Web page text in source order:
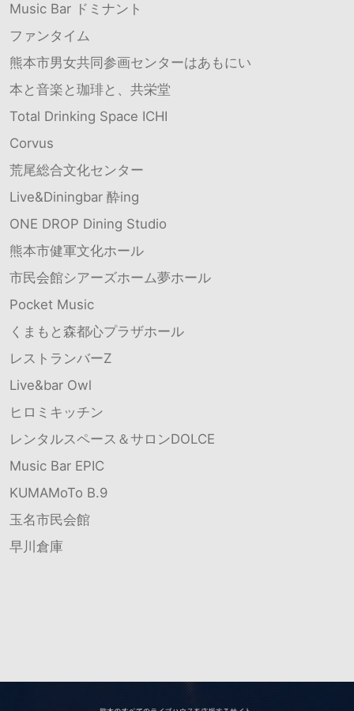
Music Bar ドミナント
ファンタイム
熊本市男女共同参画センターはあもにい
本と音楽と珈琲と、共栄堂
Total Drinking Space ICHI
Corvus
荒尾総合文化センター
Live&Diningbar 酔ing
ONE DROP Dining Studio
熊本市健軍文化ホール
市民会館シアーズホーム夢ホール
Pocket Music
くまもと森都心プラザホール
レストランバーZ
Live&bar Owl
ヒロミキッチン
レンタルスペース＆サロンDOLCE
Music Bar EPIC
KUMAMoTo B.9
玉名市民会館
早川倉庫